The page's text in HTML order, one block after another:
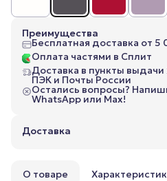
Преимущества
Бесплатная доставка от 5
Оплата частями в Сплит
Доставка в пункты
ПЭК и Почты России
Остались вопросы?
WhatsApp или Max!
Доставка
О товаре